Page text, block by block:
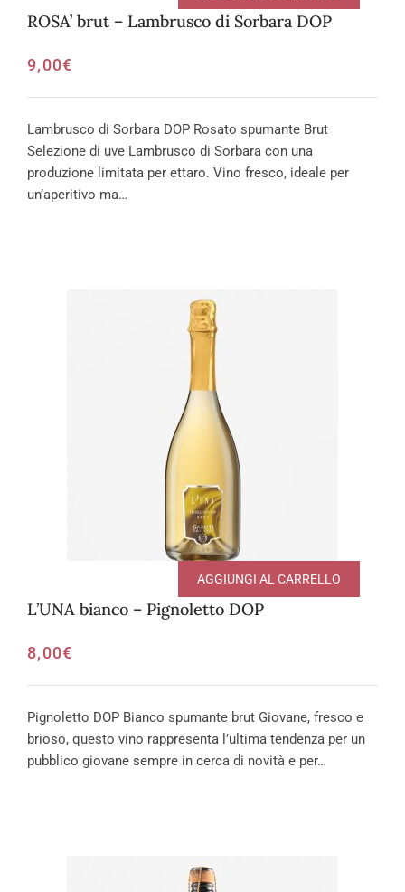
ROSA’ brut – Lambrusco di Sorbara DOP
9,00€
Lambrusco di Sorbara DOP Rosato spumante Brut
Selezione di uve Lambrusco di Sorbara con una
produzione limitata per ettaro. Vino fresco, ideale per
un’aperitivo ma…
L’UNA bianco – Pignoletto DOP
8,00€
AGGIUNGI AL CARRELLO
Pignoletto DOP Bianco spumante brut Giovane, fresco e
brioso, questo vino rappresenta l’ultima tendenza per un
pubblico giovane sempre in cerca di novità e per…